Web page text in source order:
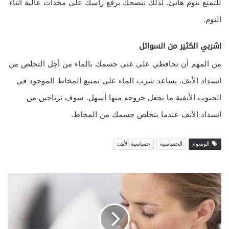
النوم.
اشربي الكثير من السوائل
من المهم أن تحافظي على غنى جسمك بالماء من أجل التخلص من
انسداد الأنف. يساعد شرب الماء على تمييع المخاط الموجود في
الجيوب الأنفية ما يجعل خروجه منها أسهل. سوف ترتاحين من
انسداد الأنف عندما يتخلص جسمك من المخاط.
الوسوم الحساسية حساسية الأنف
ع
ل
ا
ج
ح